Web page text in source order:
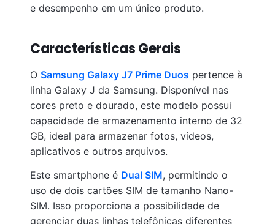
e desempenho em um único produto.
Características Gerais
O Samsung Galaxy J7 Prime Duos pertence à
linha Galaxy J da Samsung. Disponível nas
cores preto e dourado, este modelo possui
capacidade de armazenamento interno de 32
GB, ideal para armazenar fotos, vídeos,
aplicativos e outros arquivos.
Este smartphone é Dual SIM, permitindo o
uso de dois cartões SIM de tamanho Nano-
SIM. Isso proporciona a possibilidade de
gerenciar duas linhas telefônicas diferentes